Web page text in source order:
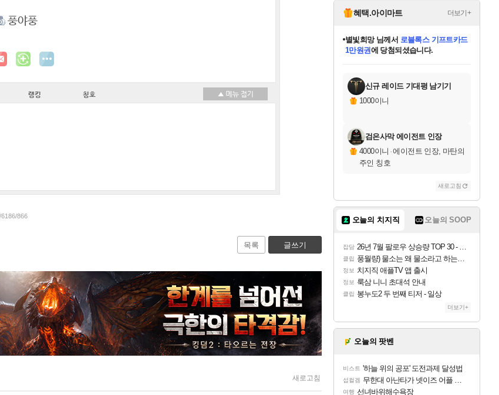
풍야풍
랭킹 칭호
866
목록 글쓰기
새로고침
혜택.아이마트 더보기+
교환.
당첨되셨습니다.
당첨되셨습니다.
당첨되셨습니다.
별빛희망님께서 로블록스 기프트카드
1만원권에 당첨되셨습니다.
당첨되셨습니다.
당첨되셨습니다.
당첨되셨습니다.
당첨되셨습니다.
에디션 (스팀코드)를 교환.
당첨되셨습니다.
신규 레이드 기대평 남기기
1000이니
검은사막 에이전트 인장
4000이니 ·에이전트 인장, 마탄의
주인 칭호
새로고침
오늘의 치지직 오늘의 SOOP
잡담 26년 7월 팔로우 상승량 TOP 30 - 월간 치지직
클립 풍월량) 물소는 왜 물소라고 하는거야? 아! 그만 ㅋㅋ
정보 치지직 애플TV 앱 출시
정보 룩삼 니니 초대석 안내
클립 봉누도2 두 번째 티저 - 일상
더보기+
오늘의 팟벤
비스트 '하늘 위의 공포' 도전과제 달성법
섭컬겜 무한대 아난타가 넷이즈 어플 달력에 일정 등록
여행 선녀바위해수욕장